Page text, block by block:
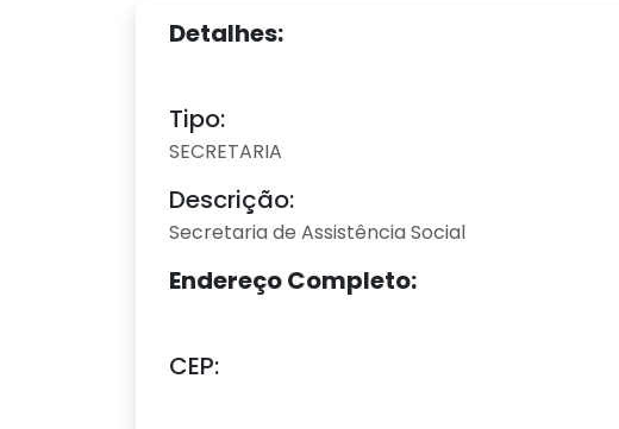
Detalhes:
Tipo:
SECRETARIA
Descrição:
Secretaria de Assistência Social
Endereço Completo:
CEP: